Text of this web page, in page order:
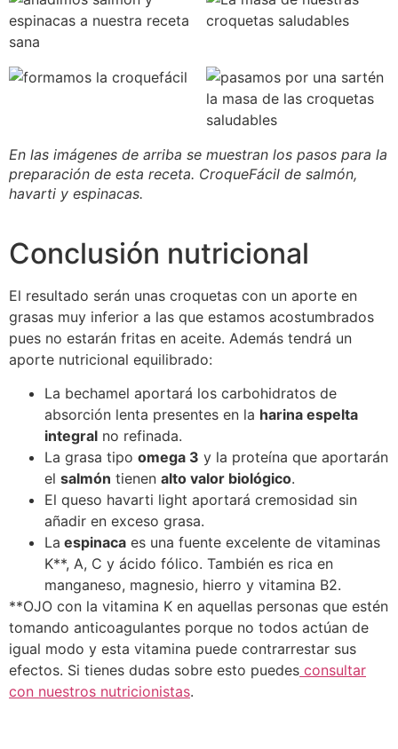
En las imágenes de arriba se muestran los pasos para la
preparación de esta receta. CroqueFácil de salmón,
havarti y espinacas.
Conclusión nutricional
El resultado serán unas croquetas con un aporte en
grasas muy inferior a las que estamos acostumbrados
pues no estarán fritas en aceite. Además tendrá un
aporte nutricional equilibrado:
La bechamel aportará los carbohidratos de
absorción lenta presentes en la harina espelta
integral no refinada.
La grasa tipo omega 3 y la proteína que aportarán
el salmón tienen alto valor biológico.
El queso havarti light aportará cremosidad sin
añadir en exceso grasa.
La espinaca es una fuente excelente de vitaminas
K**, A, C y ácido fólico. También es rica en
manganeso, magnesio, hierro y vitamina B2.
**OJO con la vitamina K en aquellas personas que estén
tomando anticoagulantes porque no todos actúan de
igual modo y esta vitamina puede contrarrestar sus
efectos. Si tienes dudas sobre esto puedes consultar
con nuestros nutricionistas.